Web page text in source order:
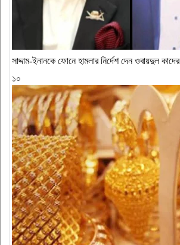
সাদ্দাম-ইনানকে ফোনে হামলার নির্দেশ দেন ওবায়দুল কাদের
১০